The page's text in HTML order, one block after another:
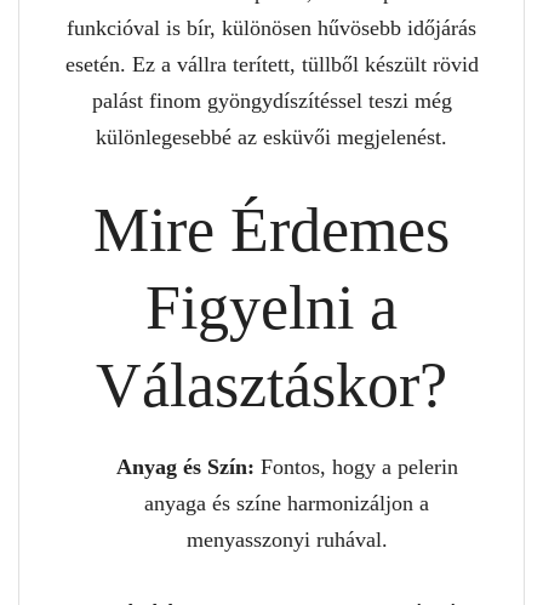
funkcióval is bír, különösen hűvösebb időjárás
esetén. Ez a vállra terített, tüllből készült rövid
palást finom gyöngydíszítéssel teszi még
különlegesebbé az esküvői megjelenést.
Mire Érdemes
Figyelni a
Választáskor?
Anyag és Szín: Fontos, hogy a pelerin
anyaga és színe harmonizáljon a
menyasszonyi ruhával.